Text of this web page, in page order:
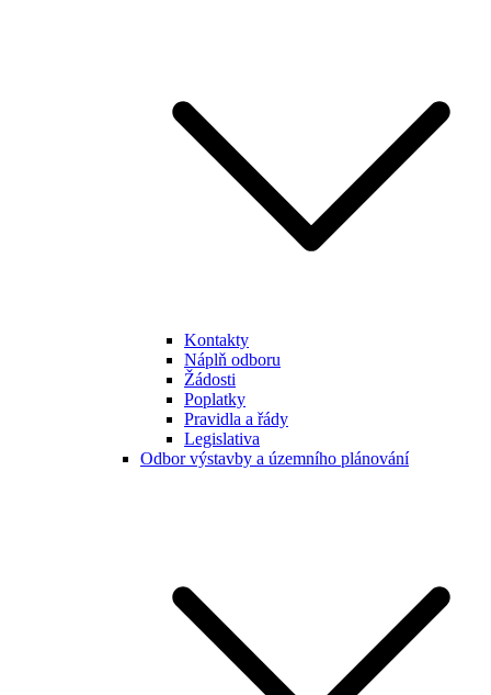
Kontakty
Náplň odboru
Žádosti
Poplatky
Pravidla a řády
Legislativa
Odbor výstavby a územního plánování